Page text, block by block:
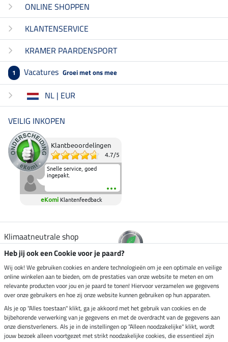
ONLINE SHOPPEN
KLANTENSERVICE
KRAMER PAARDENSPORT
1 Vacatures Groei met ons mee
NL | EUR
VEILIG INKOPEN
Klantbeoordelingen
4.7/5
Snelle service, goed
ingepakt.
eKomi Klantenfeedback
Klimaatneutrale shop
Verzending per
Veilig betalen met
Heb jij ook een Cookie voor je paard?
Wij ook! We gebruiken cookies en andere technologieën om je een optimale en veilige
online winkelen aan te bieden, om de prestaties van onze website te meten en om
relevante producten voor jou en je paard te tonen! Hiervoor verzamelen we gegevens
over onze gebruikers en hoe zij onze website kunnen gebruiken op hun apparaten.
Als je op "Alles toestaan" klikt, ga je akkoord met het gebruik van cookies en de
bijbehorende verwerking van je gegevens en met de overdracht van de gegevens aan
onze dienstverleners. Als je in de instellingen op "Alleen noodzakelijke" klikt, wordt
jouw bezoek alleen voortgezet met strikt noodzakelijke cookies, die essentieel zijn